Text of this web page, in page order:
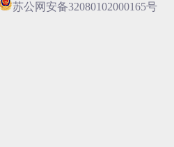
苏公网安备32080102000165号